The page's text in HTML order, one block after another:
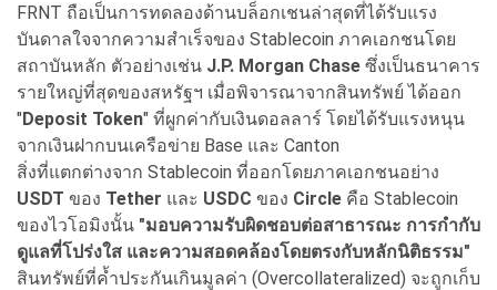
FRNT ถือเป็นการทดลองด้านบล็อกเชนล่าสุดที่ได้รับแรง
บันดาลใจจากความสำเร็จของ Stablecoin ภาคเอกชนโดย
สถาบันหลัก ตัวอย่างเช่น J.P. Morgan Chase ซึ่งเป็นธนาคาร
รายใหญ่ที่สุดของสหรัฐฯ เมื่อพิจารณาจากสินทรัพย์ ได้ออก
"Deposit Token" ที่ผูกค่ากับเงินดอลลาร์ โดยได้รับแรงหนุน
จากเงินฝากบนเครือข่าย Base และ Canton
สิ่งที่แตกต่างจาก Stablecoin ที่ออกโดยภาคเอกชนอย่าง
USDT ของ Tether และ USDC ของ Circle คือ Stablecoin
ของไวโอมิงนั้น "มอบความรับผิดชอบต่อสาธารณะ การกำกับ
ดูแลที่โปร่งใส และความสอดคล้องโดยตรงกับหลักนิติธรรม"
สินทรัพย์ที่ค้ำประกันเกินมูลค่า (Overcollateralized) จะถูกเก็บ